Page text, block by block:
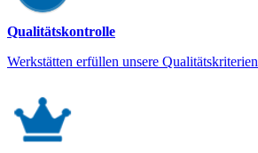
Qualitätskontrolle
Werkstätten erfüllen unsere Qualitätskriterien